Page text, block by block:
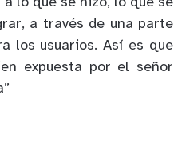
a través de una parte
los usuarios. Así es que
expuesta por el señor